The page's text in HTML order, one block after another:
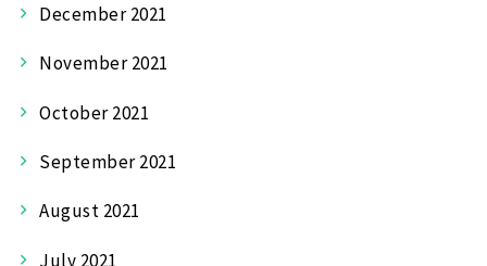
December 2021
November 2021
October 2021
September 2021
August 2021
July 2021